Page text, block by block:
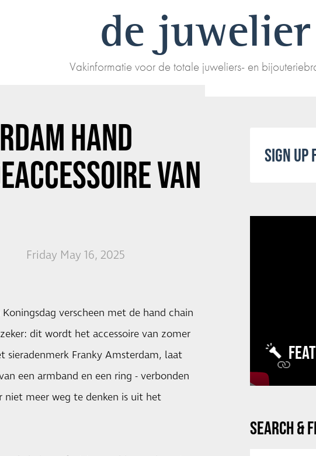
de juwelier
Vakinformatie voor de totale juweliers- en
HAND
VAN
Friday May 16, 2025
verscheen met de hand chain
dit wordt het accessoire van zomer
sieradenmerk Franky Amsterdam, laat
een armband en een ring - verbonden
niet meer weg te denken is uit het
SIGN UP
SEARCH &